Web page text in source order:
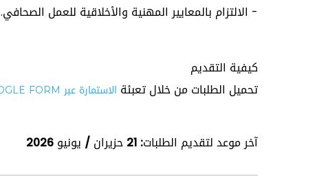
- الالتزام بالمعايير المهنية والأخلاقية للعمل الصحافي.
كيفية التقديم
تحميل الطلبات من خلال تعبئة الاستمارة عبر GOOGLE FORM. اضغط هنا
آخر موعد لتقديم الطلبات: 21 حزيران / يونيو 2026